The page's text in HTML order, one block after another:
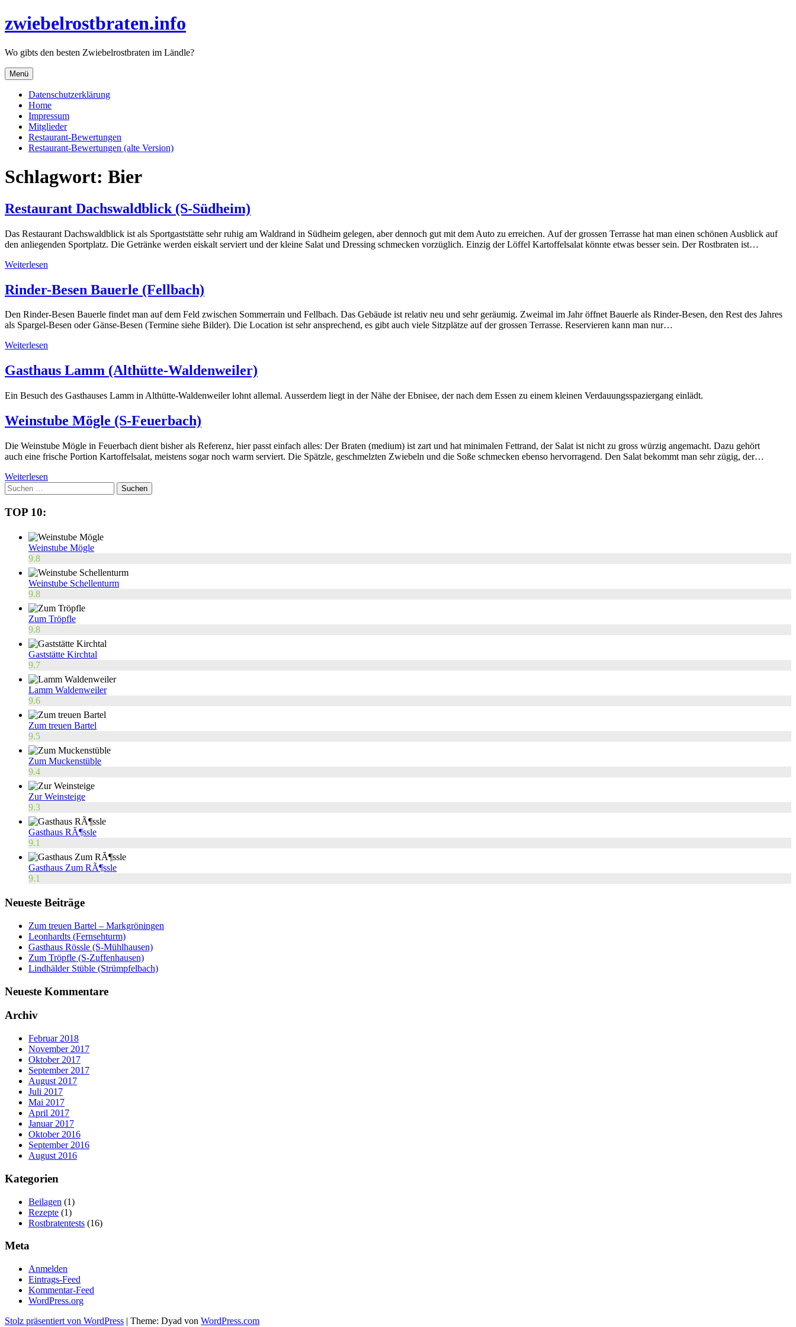
zum
zwiebelrostbraten.info
Wo gibts den besten Zwiebelrostbraten im Ländle?
Menü
Datenschutzerklärung
Home
Impressum
Mitglieder
Restaurant-Bewertungen
Restaurant-Bewertungen (alte Version)
Schlagwort: Bier
Restaurant Dachswaldblick (S-Südheim)
Das Restaurant Dachswaldblick ist als Sportgaststätte sehr ruhig am Waldrand in Südheim gelegen, aber dennoch gut mit dem Auto zu erreichen. Auf der grossen Terrasse hat man einen schönen Ausblick auf
den anliegenden Sportplatz. Die Getränke werden eiskalt serviert und der kleine Salat und Dressing schmecken vorzüglich. Einzig der Löffel Kartoffelsalat könnte etwas besser sein. Der Rostbraten ist…
Weiterlesen
Rinder-Besen Bauerle (Fellbach)
Den Rinder-Besen Bauerle findet man auf dem Feld zwischen Sommerrain und Fellbach. Das Gebäude ist relativ neu und sehr geräumig. Zweimal im Jahr öffnet Bauerle als Rinder-Besen, den Rest des Jahres
als Spargel-Besen oder Gänse-Besen (Termine siehe Bilder). Die Location ist sehr ansprechend, es gibt auch viele Sitzplätze auf der grossen Terrasse. Reservieren kann man nur…
Weiterlesen
Gasthaus Lamm (Althütte-Waldenweiler)
Ein Besuch des Gasthauses Lamm in Althütte-Waldenweiler lohnt allemal. Ausserdem liegt in der Nähe der Ebnisee, der nach dem Essen zu einem kleinen Verdauungsspaziergang einlädt.
Weinstube Mögle (S-Feuerbach)
Die Weinstube Mögle in Feuerbach dient bisher als Referenz, hier passt einfach alles: Der Braten (medium) ist zart und hat minimalen Fettrand, der Salat ist nicht zu gross würzig angemacht. Dazu gehört
auch eine frische Portion Kartoffelsalat, meistens sogar noch warm serviert. Die Spätzle, geschmelzten Zwiebeln und die Soße schmecken ebenso hervorragend. Den Salat bekommt man sehr zügig, der…
Weiterlesen
Suchen
nach:
TOP 10:
Weinstube Mögle
9.8
Weinstube Schellenturm
9.8
Zum Tröpfle
9.8
Gaststätte Kirchtal
9.7
Lamm Waldenweiler
9.6
Zum treuen Bartel
9.5
Zum Muckenstüble
9.4
Zur Weinsteige
9.3
Gasthaus RÃ¶ssle
9.1
Gasthaus Zum RÃ¶ssle
9.1
Neueste Beiträge
Zum treuen Bartel – Markgröningen
Leonhardts (Fernsehturm)
Gasthaus Rössle (S-Mühlhausen)
Zum Tröpfle (S-Zuffenhausen)
Lindhälder Stüble (Strümpfelbach)
Neueste Kommentare
Archiv
Februar 2018
November 2017
Oktober 2017
September 2017
August 2017
Juli 2017
Mai 2017
April 2017
Januar 2017
Oktober 2016
September 2016
August 2016
Kategorien
Beilagen (1)
Rezepte (1)
Rostbratentests (16)
Meta
Anmelden
Eintrags-Feed
Kommentar-Feed
WordPress.org
Stolz präsentiert von WordPress | Theme: Dyad von WordPress.com